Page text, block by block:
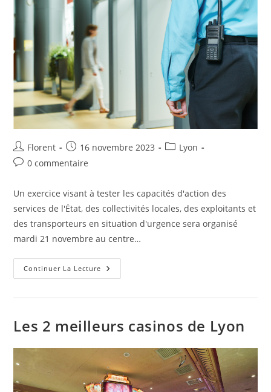
Florent 16 novembre 2023
Lyon
0 commentaire
Un exercice visant à tester les capacités d'action des
services de l'État, des collectivités locales, des exploitants et
des transporteurs en situation d'urgence sera organisé
mardi 21 novembre au centre…
Continuer La Lecture
Les 2 meilleurs casinos de Lyon